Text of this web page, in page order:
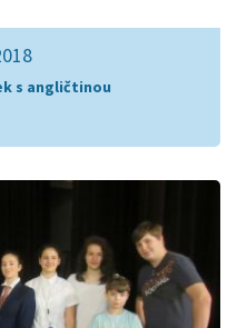
s angličtinou